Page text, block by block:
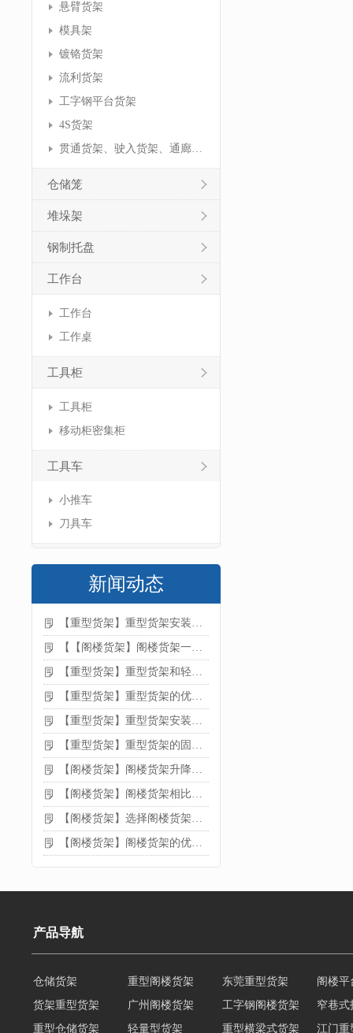
悬臂货架
模具架
镀铬货架
流利货架
工字钢平台货架
4S货架
贯通货架、驶入货架、通廊货架
仓储笼
堆垛架
钢制托盘
工作台
工作台
工作桌
工具柜
工具柜
移动柜密集柜
工具车
小推车
刀具车
新闻动态
【重型货架】重型货架安装注意事项
【【阁楼货架】阁楼货架一般有哪些用途
【重型货架】重型货架和轻型货架的区别是什么
【重型货架】重型货架的优缺点
【重型货架】重型货架安装需要注意什么？
【重型货架】重型货架的固定方法
【阁楼货架】阁楼货架升降机需要注意哪些
【阁楼货架】阁楼货架相比传统货架的优势是什么
【阁楼货架】选择阁楼货架的好处？
【阁楼货架】阁楼货架的优点是什么
产品导航
货架重型货架
广州阁楼货架 工字钢阁楼货架
窄巷式
重型仓储货架
轻量型货架 重型横梁式货架
江门